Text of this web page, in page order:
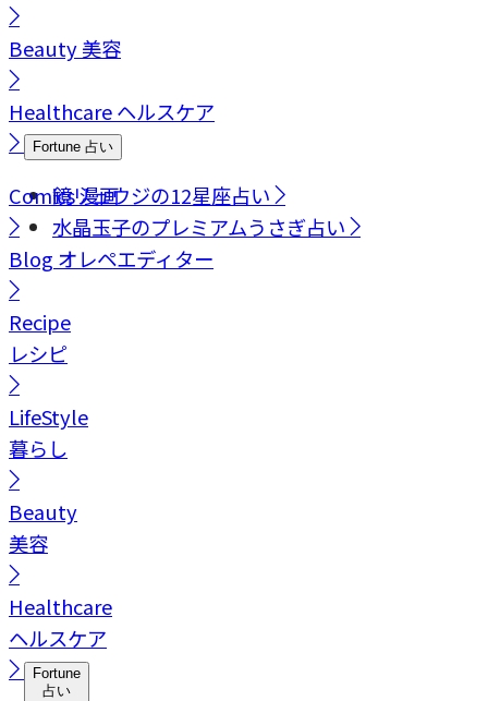
Beauty美容
Healthcareヘルスケア
Fortune 占い
鏡リュウジの12星座占い
水晶玉子のプレミアムうさぎ占い
Comics漫画
Blog オレペエディター
Recipe
レシピ
LifeStyle
暮らし
Beauty
美容
Healthcare
ヘルスケア
Fortune
占い